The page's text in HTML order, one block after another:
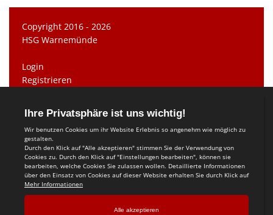
Copyright 2016 - 2026
HSG Warnemünde
Login
Registrieren
Impressum
Datenschutzerklärung
Teamsports 2
Dein Sportverein online